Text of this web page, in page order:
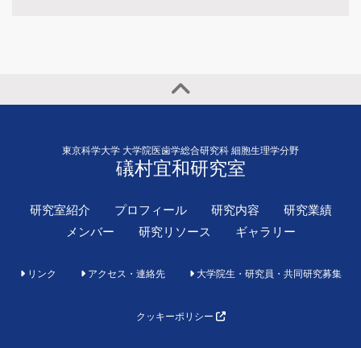
東京科学大学 大学院医歯学総合研究科 細胞生理学分野
礒村宜和研究室
研究室紹介 プロフィール 研究内容
研究業績
メンバー
研究リソース ギャラリー
リンク アクセス・連絡先 大学院生・研究員・共同研究募集
クッキーポリシー